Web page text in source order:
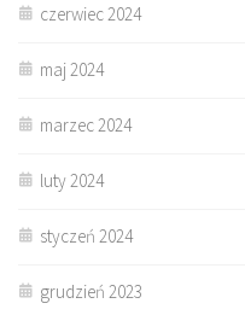
czerwiec 2024
maj 2024
marzec 2024
luty 2024
styczeń 2024
grudzień 2023